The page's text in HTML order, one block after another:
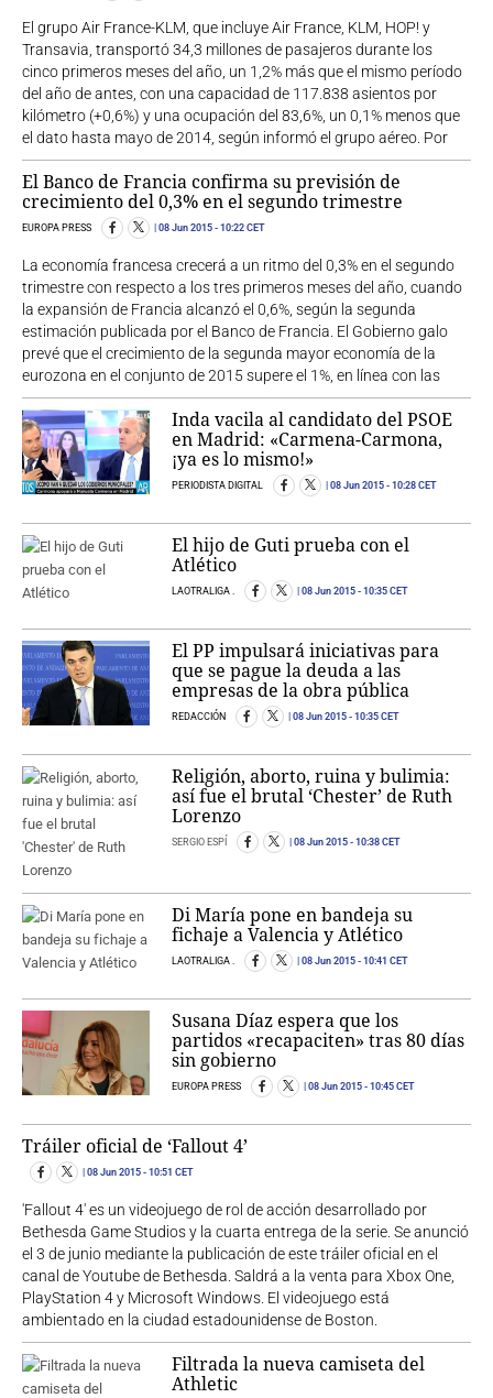
El grupo Air France-KLM, que incluye Air France, KLM, HOP! y
Transavia, transportó 34,3 millones de pasajeros durante los
cinco primeros meses del año, un 1,2% más que el mismo período
del año de antes, con una capacidad de 117.838 asientos por
kilómetro (+0,6%) y una ocupación del 83,6%, un 0,1% menos que
el dato hasta mayo de 2014, según informó el grupo aéreo. Por
El Banco de Francia confirma su previsión de
crecimiento del 0,3% en el segundo trimestre
EUROPA PRESS 08 Jun 2015 - 10:22 CET
La economía francesa crecerá a un ritmo del 0,3% en el segundo
trimestre con respecto a los tres primeros meses del año, cuando
la expansión de Francia alcanzó el 0,6%, según la segunda
estimación publicada por el Banco de Francia. El Gobierno galo
prevé que el crecimiento de la segunda mayor economía de la
eurozona en el conjunto de 2015 supere el 1%, en línea con las
Inda vacila al candidato del PSOE
en Madrid: «Carmena-Carmona,
¡ya es lo mismo!»
PERIODISTA DIGITAL 08 Jun 2015 - 10:28 CET
El hijo de Guti prueba con el
Atlético
LAOTRALIGA . 08 Jun 2015 - 10:35 CET
El PP impulsará iniciativas para
que se pague la deuda a las
empresas de la obra pública
REDACCIÓN 08 Jun 2015 - 10:35 CET
Religión, aborto, ruina y bulimia:
así fue el brutal ‘Chester’ de Ruth
Lorenzo
SERGIO ESPÍ 08 Jun 2015 - 10:38 CET
Di María pone en bandeja su
fichaje a Valencia y Atlético
LAOTRALIGA . 08 Jun 2015 - 10:41 CET
Susana Díaz espera que los
partidos «recapaciten» tras 80 días
sin gobierno
EUROPA PRESS 08 Jun 2015 - 10:45 CET
Tráiler oficial de ‘Fallout 4’
08 Jun 2015 - 10:51 CET
'Fallout 4' es un videojuego de rol de acción desarrollado por
Bethesda Game Studios y la cuarta entrega de la serie. Se anunció
el 3 de junio mediante la publicación de este tráiler oficial en el
canal de Youtube de Bethesda. Saldrá a la venta para Xbox One,
PlayStation 4 y Microsoft Windows. El videojuego está
ambientado en la ciudad estadounidense de Boston.
Filtrada la nueva camiseta del
Athletic